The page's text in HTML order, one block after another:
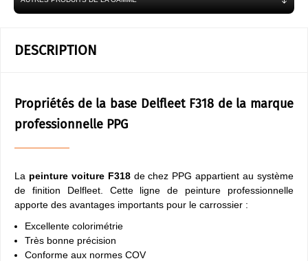
DESCRIPTION
Propriétés de la base Delfleet F318 de la marque
professionnelle PPG
La peinture voiture F318de chez PPG appartient au système
de finition Delfleet. Cette ligne de peinture professionnelle
apporte des avantages importants pour le carrossier :
Excellente colorimétrie
Très bonne précision
Conforme aux normes COV